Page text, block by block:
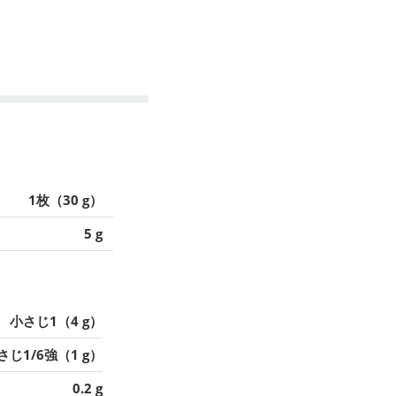
1枚（30 g）
5 g
小さじ1（4 g）
じ1/6強（1 g）
0.2 g